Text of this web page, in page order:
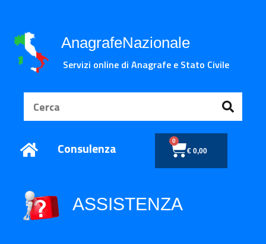
AnagrafeNazionale
Servizi online di Anagrafe e Stato Civile
Consulenza €0,00
0
ASSISTENZA